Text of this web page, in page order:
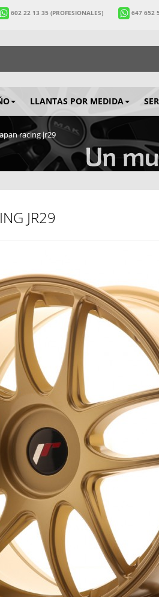
602 22 13 35(PROFESIONALES) 647 652
LLANTAS POR MEDIDA
racing jr29
JR29